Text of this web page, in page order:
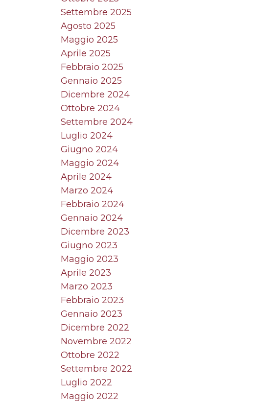
Settembre 2025
Agosto 2025
Maggio 2025
Aprile 2025
Febbraio 2025
Gennaio 2025
Dicembre 2024
Ottobre 2024
Settembre 2024
Luglio 2024
Giugno 2024
Maggio 2024
Aprile 2024
Marzo 2024
Febbraio 2024
Gennaio 2024
Dicembre 2023
Giugno 2023
Maggio 2023
Aprile 2023
Marzo 2023
Febbraio 2023
Gennaio 2023
Dicembre 2022
Novembre 2022
Ottobre 2022
Settembre 2022
Luglio 2022
Maggio 2022